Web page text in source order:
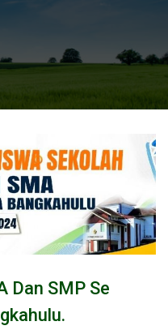
Dan SMP Se